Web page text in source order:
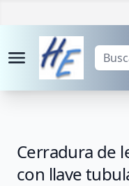
Cerradura de
con llave